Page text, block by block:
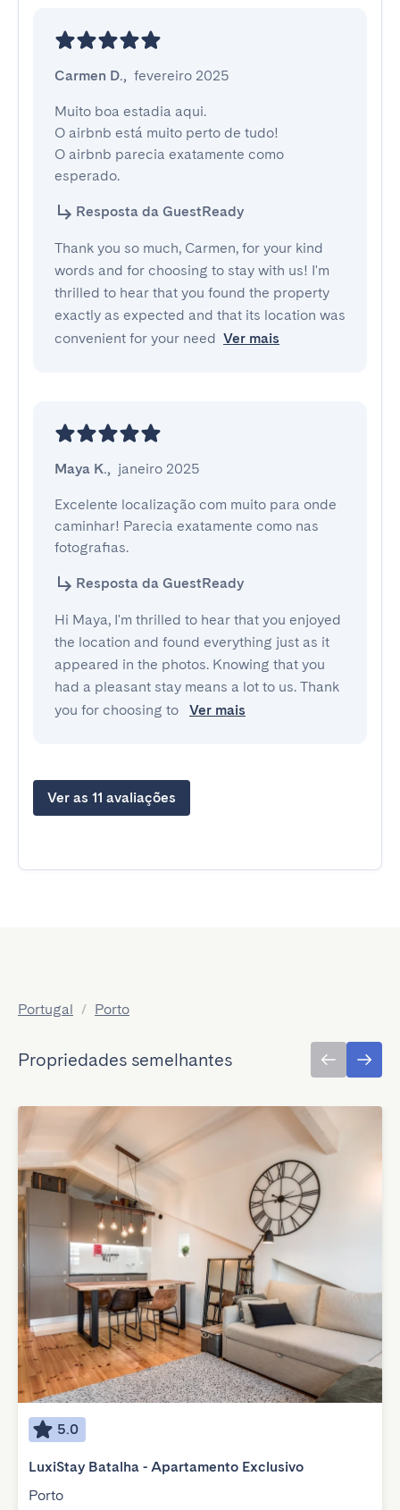
Carmen D., fevereiro 2025
Muito boa estadia aqui.
O airbnb está muito perto de tudo!
O airbnb parecia exatamente como
esperado.
Resposta da GuestReady
Thank you so much, Carmen, for your kind
words and for choosing to stay with us! I'm
thrilled to hear that you found the property
exactly as expected and that its location was
convenient for your need Ver mais
Maya K., janeiro 2025
Excelente localização com muito para onde
caminhar! Parecia exatamente como nas
fotografias.
Resposta da GuestReady
Hi Maya, I'm thrilled to hear that you enjoyed
the location and found everything just as it
appeared in the photos. Knowing that you
had a pleasant stay means a lot to us. Thank
you for choosing to
Ver mais
Ver as 11 avaliações
Portugal / Porto
Propriedades semelhantes
5.0
LuxiStay Batalha - Apartamento Exclusivo
Porto